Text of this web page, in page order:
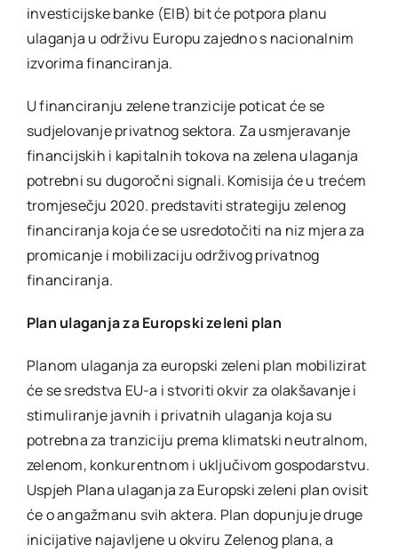
investicijske banke (EIB) bit će potpora planu
ulaganja u održivu Europu zajedno s nacionalnim
izvorima financiranja.
U financiranju zelene tranzicije poticat će se
sudjelovanje privatnog sektora. Za usmjeravanje
financijskih i kapitalnih tokova na zelena ulaganja
potrebni su dugoročni signali. Komisija će u trećem
tromjesečju 2020. predstaviti strategiju zelenog
financiranja koja će se usredotočiti na niz mjera za
promicanje i mobilizaciju održivog privatnog
financiranja.
Plan ulaganja za Europski zeleni plan
Planom ulaganja za europski zeleni plan mobilizirat
će se sredstva EU-a i stvoriti okvir za olakšavanje i
stimuliranje javnih i privatnih ulaganja koja su
potrebna za tranziciju prema klimatski neutralnom,
zelenom, konkurentnom i uključivom gospodarstvu.
Uspjeh Plana ulaganja za Europski zeleni plan ovisit
će o angažmanu svih aktera. Plan dopunjuje druge
inicijative najavljene u okviru Zelenog plana, a